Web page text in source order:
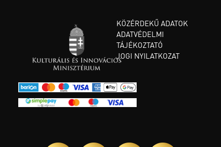
KÖZÉRDEKŰ ADATOK
ADATVÉDELMI
TÁJÉKOZTATÓ
JOGI NYILATKOZAT